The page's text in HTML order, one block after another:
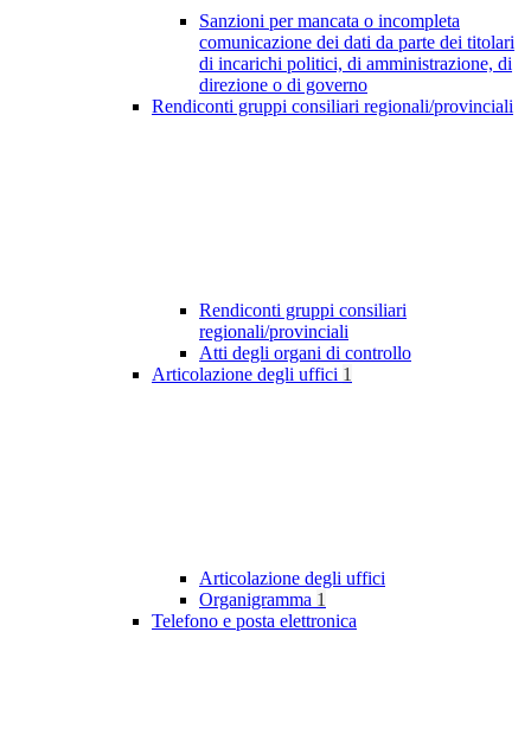
Sanzioni per mancata o incompleta
comunicazione dei dati da parte dei titolari
di incarichi politici, di amministrazione, di
direzione o di governo
Rendiconti gruppi consiliari regionali/provinciali
Rendiconti gruppi consiliari
regionali/provinciali
Atti degli organi di controllo
Articolazione degli uffici 1
Articolazione degli uffici
Organigramma 1
Telefono e posta elettronica